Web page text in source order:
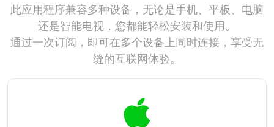
此应用程序兼容多种设备，无论是手机、平板、电脑
还是智能电视，您都能轻松安装和使用。
通过一次订阅，即可在多个设备上同时连接，享受无
缝的互联网体验。